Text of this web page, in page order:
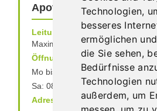
Technologien,
besseres
ermöglichen
die Sie sehen,
Bedürfnisse
Technologien
außerdem, um
Apotheke Hauptbahnhof
Leitung:
Maximilian Paukovics-Rypar
Öffnungszeiten:
Mo bis Fr: 08:00 - 18:00 Uhr
Sa: 08:00 - 12:00 Uhr
Adresse:
Bahnhofstraße 69,